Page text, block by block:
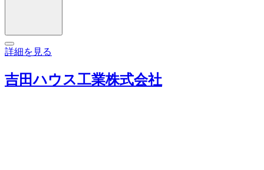
詳細を見る
吉田ハウス工業株式会社